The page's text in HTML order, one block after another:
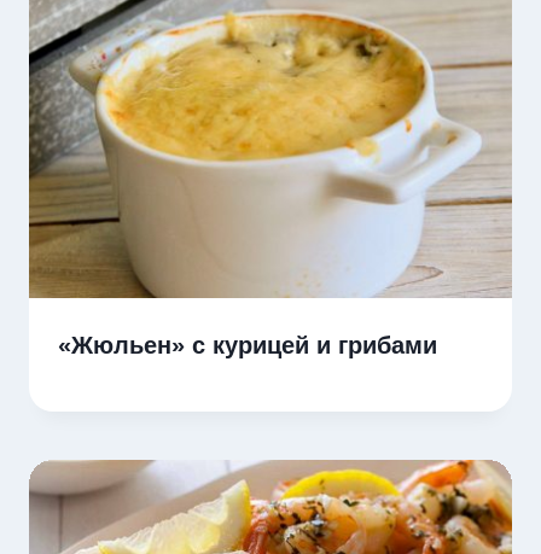
«Жюльен» с курицей и грибами